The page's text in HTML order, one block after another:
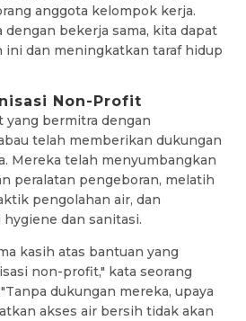
anggota kelompok kerja.
dengan bekerja sama, kita dapat
ini dan meningkatkan taraf hidup
Non-Profit
bermitra dengan
telah memberikan dukungan
Mereka telah menyumbangkan
peralatan pengeboran, melatih
pengolahan air, dan
dan sanitasi.
kasih atas bantuan yang
non-profit," kata seorang
dukungan mereka, upaya
akses air bersih tidak akan